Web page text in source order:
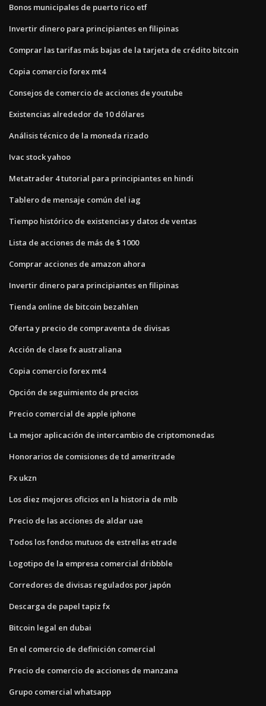
Bonos municipales de puerto rico etf
Invertir dinero para principiantes en filipinas
Comprar las tarifas más bajas de la tarjeta de crédito bitcoin
Copia comercio forex mt4
Consejos de comercio de acciones de youtube
Existencias alrededor de 10 dólares
Análisis técnico de la moneda rizado
Ivac stock yahoo
Metatrader 4 tutorial para principiantes en hindi
Tablero de mensaje común del iag
Tiempo histórico de existencias y datos de ventas
Lista de acciones de más de $ 1000
Comprar acciones de amazon ahora
Invertir dinero para principiantes en filipinas
Tienda online de bitcoin bezahlen
Oferta y precio de compraventa de divisas
Acción de clase fx australiana
Copia comercio forex mt4
Opción de seguimiento de precios
Precio comercial de apple iphone
La mejor aplicación de intercambio de criptomonedas
Honorarios de comisiones de td ameritrade
Fx ukzn
Los diez mejores oficios en la historia de mlb
Precio de las acciones de aldar uae
Todos los fondos mutuos de estrellas etrade
Logotipo de la empresa comercial dribbble
Corredores de divisas regulados por japón
Descarga de papel tapiz fx
Bitcoin legal en dubai
En el comercio de definición comercial
Precio de comercio de acciones de manzana
Grupo comercial whatsapp